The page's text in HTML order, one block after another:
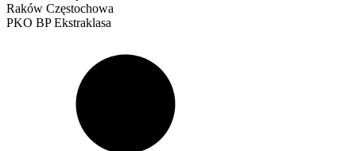
Raków Częstochowa
PKO BP Ekstraklasa